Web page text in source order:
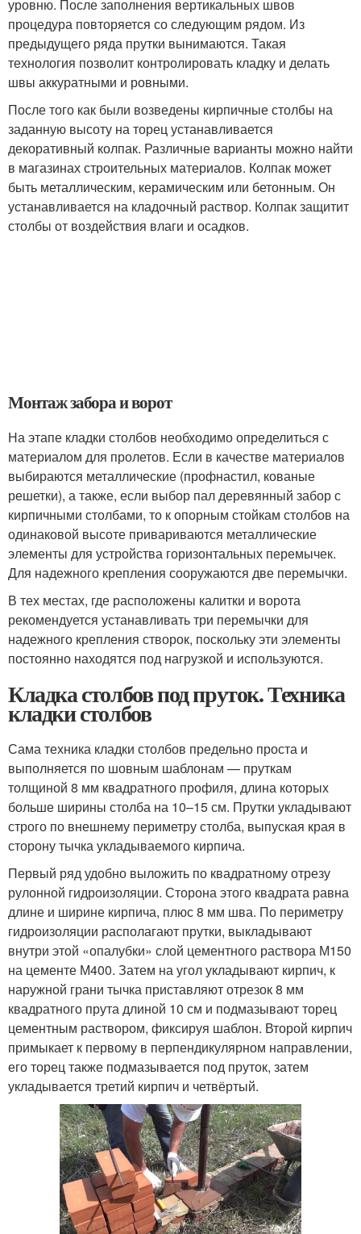
уровню. После заполнения вертикальных швов
процедура повторяется со следующим рядом. Из
предыдущего ряда прутки вынимаются. Такая
технология позволит контролировать кладку и делать
швы аккуратными и ровными.
После того как были возведены кирпичные столбы на
заданную высоту на торец устанавливается
декоративный колпак. Различные варианты можно найти
в магазинах строительных материалов. Колпак может
быть металлическим, керамическим или бетонным. Он
устанавливается на кладочный раствор. Колпак защитит
столбы от воздействия влаги и осадков.
Монтаж забора и ворот
На этапе кладки столбов необходимо определиться с
материалом для пролетов. Если в качестве материалов
выбираются металлические (профнастил, кованые
решетки), а также, если выбор пал деревянный забор с
кирпичными столбами, то к опорным стойкам столбов на
одинаковой высоте привариваются металлические
элементы для устройства горизонтальных перемычек.
Для надежного крепления сооружаются две перемычки.
В тех местах, где расположены калитки и ворота
рекомендуется устанавливать три перемычки для
надежного крепления створок, поскольку эти элементы
постоянно находятся под нагрузкой и используются.
Кладка столбов под пруток. Техника
кладки столбов
Сама техника кладки столбов предельно проста и
выполняется по шовным шаблонам — пруткам
толщиной 8 мм квадратного профиля, длина которых
больше ширины столба на 10–15 см. Прутки укладывают
строго по внешнему периметру столба, выпуская края в
сторону тычка укладываемого кирпича.
Первый ряд удобно выложить по квадратному отрезу
рулонной гидроизоляции. Сторона этого квадрата равна
длине и ширине кирпича, плюс 8 мм шва. По периметру
гидроизоляции располагают прутки, выкладывают
внутри этой «опалубки» слой цементного раствора М150
на цементе М400. Затем на угол укладывают кирпич, к
наружной грани тычка приставляют отрезок 8 мм
квадратного прута длиной 10 см и подмазывают торец
цементным раствором, фиксируя шаблон. Второй кирпич
примыкает к первому в перпендикулярном направлении,
его торец также подмазывается под пруток, затем
укладывается третий кирпич и четвёртый.